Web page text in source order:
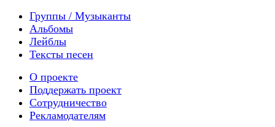
Группы / Музыканты
Альбомы
Лейблы
Тексты песен
О проекте
Поддержать проект
Сотрудничество
Рекламодателям